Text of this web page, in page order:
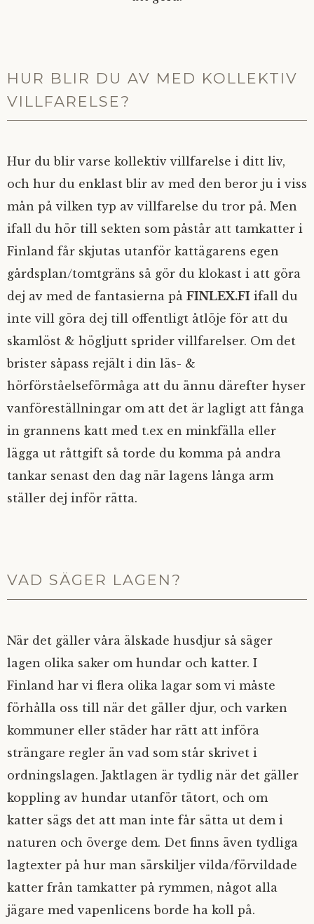
HUR BLIR DU AV MED KOLLEKTIV
VILLFARELSE?
Hur du blir varse kollektiv villfarelse i ditt liv,
och hur du enklast blir av med den beror ju i viss
mån på vilken typ av villfarelse du tror på. Men
ifall du hör till sekten som påstår att tamkatter i
Finland får skjutas utanför kattägarens egen
gårdsplan/tomtgräns så gör du klokast i att göra
dej av med de fantasierna på FINLEX.FI ifall du
inte vill göra dej till offentligt åtlöje för att du
skamlöst & högljutt sprider villfarelser. Om det
brister såpass rejält i din läs- &
hörförståelseförmåga att du ännu därefter hyser
vanföreställningar om att det är lagligt att fånga
in grannens katt med t.ex en minkfälla eller
lägga ut råttgift så torde du komma på andra
tankar senast den dag när lagens långa arm
ställer dej inför rätta.
VAD SÄGER LAGEN?
När det gäller våra älskade husdjur så säger
lagen olika saker om hundar och katter. I
Finland har vi flera olika lagar som vi måste
förhålla oss till när det gäller djur, och varken
kommuner eller städer har rätt att införa
strängare regler än vad som står skrivet i
ordningslagen. Jaktlagen är tydlig när det gäller
koppling av hundar utanför tätort, och om
katter sägs det att man inte får sätta ut dem i
naturen och överge dem. Det finns även tydliga
lagtexter på hur man särskiljer vilda/förvildade
katter från tamkatter på rymmen, något alla
jägare med vapenlicens borde ha koll på.